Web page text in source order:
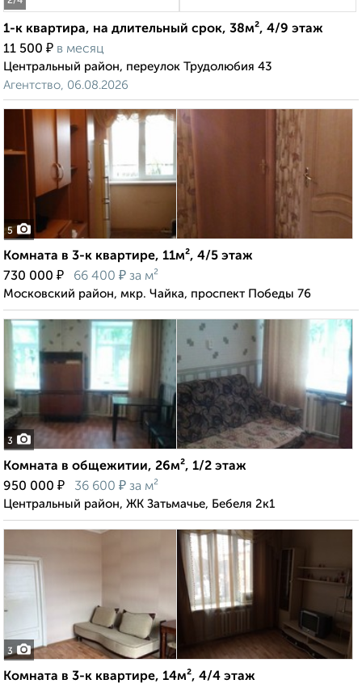
1-к квартира, на длительный срок, 38м², 4/9 этаж
11 500 ₽ в месяц
Центральный район, переулок Трудолюбия 43
Агентство, 06.08.2026
5
Комната в 3-к квартире, 11м², 4/5 этаж
730 000 ₽ 66 400 ₽ за м²
Московский район, мкр. Чайка, проспект Победы 76
3
Комната в общежитии, 26м², 1/2 этаж
950 000 ₽ 36 600 ₽ за м²
Центральный район, ЖК Затьмачье, Бебеля 2к1
3
Комната в 3-к квартире, 14м², 4/4 этаж